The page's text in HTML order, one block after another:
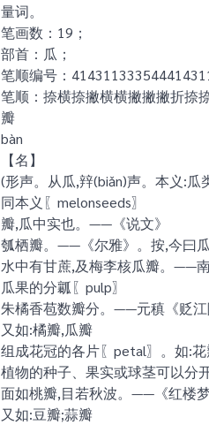
量词。
笔画数：19；
部首：瓜；
笔顺编号：
笔顺：捺横捺撇横横撇撇撇折捺
瓣
bàn
【名】
(形声。从瓜,辡(biǎn)声。本义:瓜
同本义〖melonseeds〗
瓣,瓜中实也。——《说文》
瓠栖瓣。——《尔雅》。按,今曰瓜
水中有甘蔗,及梅李核瓜瓣。——南
瓜果的分瓤〖pulp〗
朱橘香苞数瓣分。——元稹《贬江
又如:橘瓣,瓜瓣
组成花冠的各片〖petal〗。如:
植物的种子、果实或球茎可以分
面如桃瓣,目若秋波。——《红楼梦
又如:豆瓣;蒜瓣